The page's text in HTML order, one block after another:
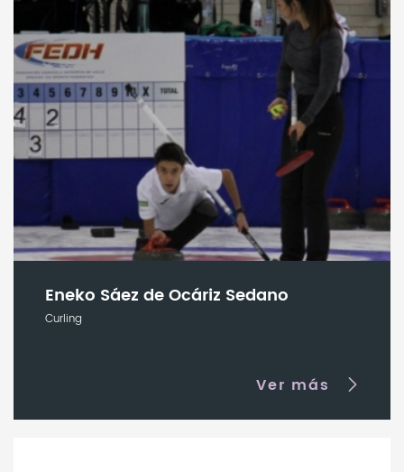
Eneko Sáez de Ocáriz Sedano
Curling
Ver más